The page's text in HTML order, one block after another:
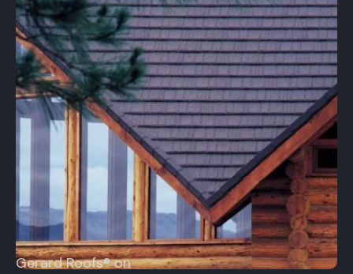
Gerard Roofs® on